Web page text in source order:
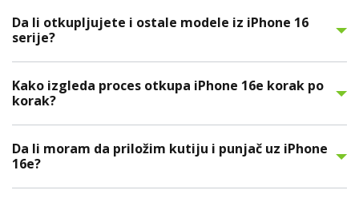
Da li otkupljujete i ostale modele iz iPhone 16
serije?
Kako izgleda proces otkupa iPhone 16e korak po
korak?
Da li moram da priložim kutiju i punjač uz iPhone
16e?